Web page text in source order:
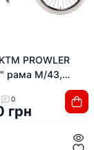
PROWLER
рама M/43,
черный), 2021
0
грн